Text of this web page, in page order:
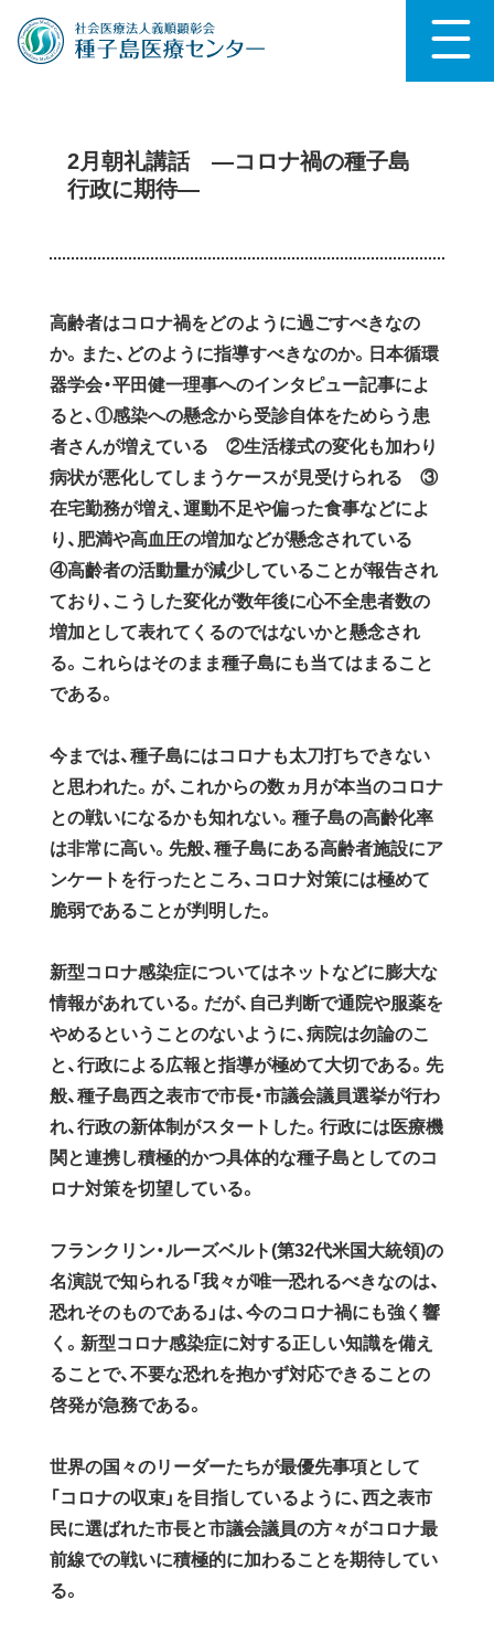
2月朝礼講話 —コロナ禍の種子島
行政に期待—
高齢者はコロナ禍をどのように過ごすべきなの
か。また、どのように指導すべきなのか。日本循環
器学会・平田健一理事へのインタピュー記事によ
ると、①感染への懸念から受診自体をためらう患
者さんが増えている ②生活様式の変化も加わり
病状が悪化してしまうケースが見受けられる ③
在宅勤務が増え、運動不足や偏った食事などによ
り、肥満や高血圧の増加などが懸念されている
④高齡者の活動量が減少していることが報告され
ており、こうした変化が数年後に心不全患者数の
増加として表れてくるのではないかと懸念され
る。これらはそのまま種子島にも当てはまること
である。
今までは、種子島にはコロナも太刀打ちできない
と思われた。が、これからの数ヵ月が本当のコロナ
との戦いになるかも知れない。種子島の高齡化率
は非常に高い。先般、種子島にある高齢者施設にア
ンケートを行ったところ、コロナ対策には極めて
脆弱であることが判明した。
新型コロナ感染症についてはネットなどに膨大な
情報があれている。だが、自己判断で通院や服薬を
やめるということのないように、病院は勿論のこ
と、行政による広報と指導が極めて大切である。先
般、種子島西之表市で市長・市議会議員選挙が行わ
れ、行政の新体制がスタートした。行政には医療機
関と連携し積極的かつ具体的な種子島としてのコ
ロナ対策を切望している。
フランクリン・ルーズベルト(第32代米国大統領)の
名演説で知られる「我々が唯一恐れるべきなのは、
恐れそのものである」は、今のコロナ禍にも強く響
く。新型コロナ感染症に対する正しい知識を備え
ることで、不要な恐れを抱かず対応できることの
啓発が急務である。
世界の国々のリーダーたちが最優先事項として
「コロナの収束」を目指しているように、西之表市
民に選ばれた市長と市議会議員の方々がコロナ最
前線での戦いに積極的に加わることを期待してい
る。